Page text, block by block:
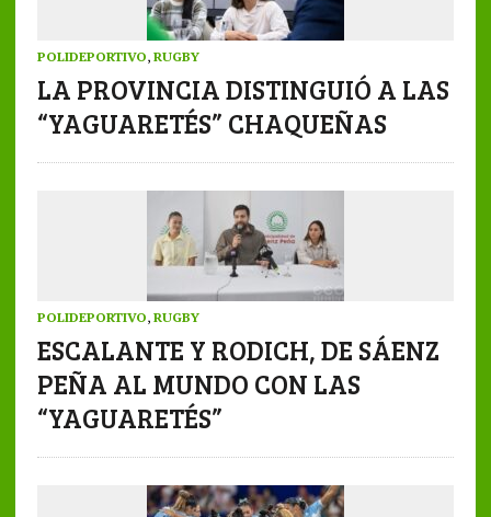
POLIDEPORTIVO, RUGBY
LA PROVINCIA DISTINGUIÓ A LAS
“YAGUARETÉS” CHAQUEÑAS
POLIDEPORTIVO, RUGBY
ESCALANTE Y RODICH, DE SÁENZ
PEÑA AL MUNDO CON LAS
“YAGUARETÉS”